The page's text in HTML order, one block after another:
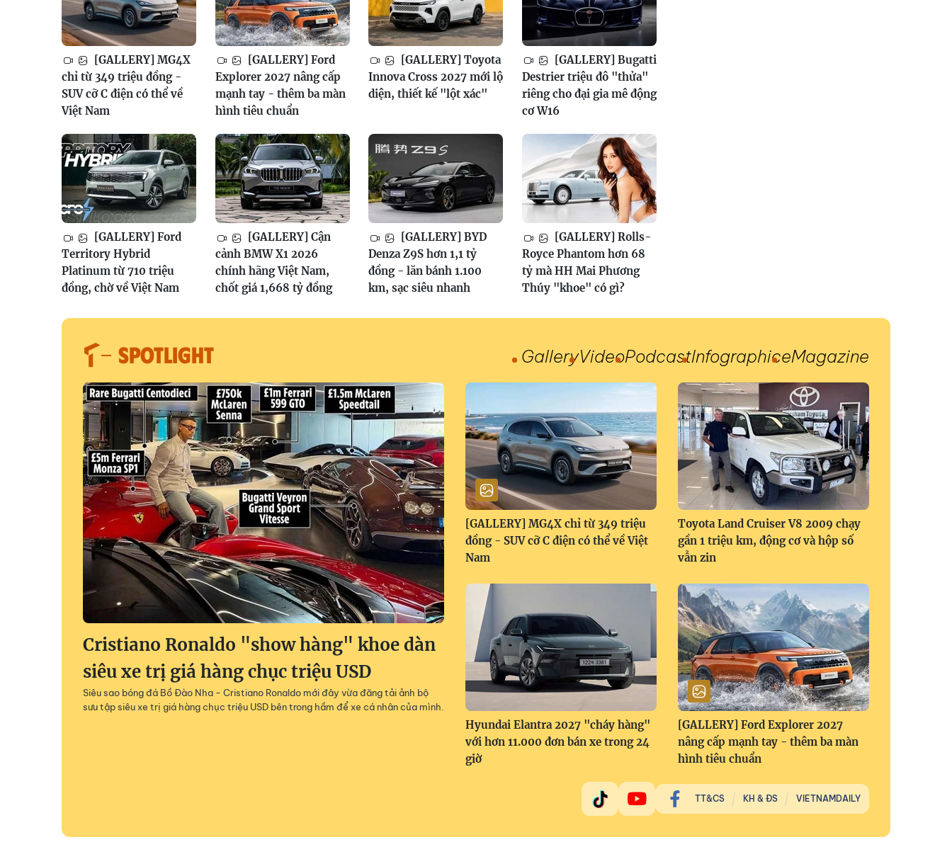
[GALLERY] MG4X
chỉ từ 349 triệu đồng -
SUV cỡ C điện có thể về
Việt Nam
[GALLERY] Ford
Explorer 2027 nâng cấp
mạnh tay - thêm ba màn
hình tiêu chuẩn
[GALLERY] Toyota
Innova Cross 2027 mới lộ
diện, thiết kế "lột xác"
[GALLERY] Bugatti
Destrier triệu đô "thửa"
riêng cho đại gia mê động
cơ W16
[GALLERY] Ford
Territory Hybrid
Platinum từ 710 triệu
đồng, chờ về Việt Nam
[GALLERY] Cận
cảnh BMW X1 2026
chính hãng Việt Nam,
chốt giá 1,668 tỷ đồng
[GALLERY] BYD
Denza Z9S hơn 1,1 tỷ
đồng - lăn bánh 1.100
km, sạc siêu nhanh
[GALLERY] Rolls-
Royce Phantom hơn 68
tỷ mà HH Mai Phương
Thúy "khoe" có gì?
SPOTLIGHT GalleryVideoPodcastInfographiceMagazine
Cristiano Ronaldo "show hàng" khoe dàn
siêu xe trị giá hàng chục triệu USD
Siêu sao bóng đá Bồ Đào Nha - Cristiano Ronaldo mới đây vừa đăng tải ảnh bộ
sưu tập siêu xe trị giá hàng chục triệu USD bên trong hầm để xe cá nhân của mình.
[GALLERY] MG4X chỉ từ 349 triệu
đồng - SUV cỡ C điện có thể về Việt
Nam
Toyota Land Cruiser V8 2009 chạy
gần 1 triệu km, động cơ và hộp số
vẫn zin
Hyundai Elantra 2027 "cháy hàng"
với hơn 11.000 đơn bán xe trong 24
giờ
[GALLERY] Ford Explorer 2027
nâng cấp mạnh tay - thêm ba màn
hình tiêu chuẩn
TT&CS KH & ĐS VIETNAMDAILY